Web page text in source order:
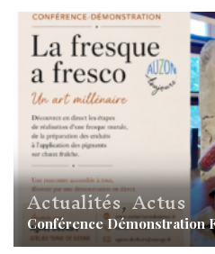
Actualités,Actus
Conférence Démonstration